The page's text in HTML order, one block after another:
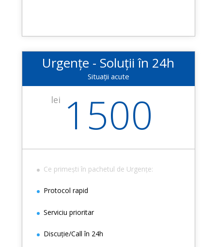
Urgențe - Soluții în 24h
Situații acute
lei 1500
Ce primești în pachetul de Urgențe:
Protocol rapid
Serviciu prioritar
Discuție/Call în 24h